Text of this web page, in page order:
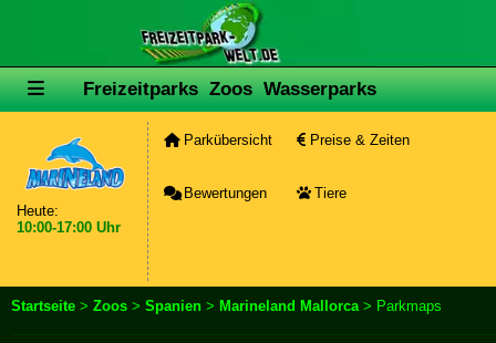
Freizeitparks Zoos Wasserparks
Heute:
10:00-17:00 Uhr
Parkübersicht Preise & Zeiten
Bewertungen Tiere
Startseite > Zoos > Spanien > Marineland Mallorca> Parkmaps